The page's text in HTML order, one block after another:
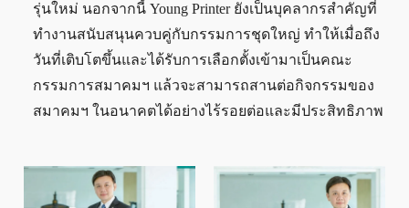
รุ่นใหม่ นอกจากนี้ Young Printer ยังเป็นบุคลากรสำคัญที่
ทำงานสนับสนุนควบคู่กับกรรมการชุดใหญ่ ทำให้เมื่อถึง
วันที่เติบโตขึ้นและได้รับการเลือกตั้งเข้ามาเป็นคณะ
กรรมการสมาคมฯ แล้วจะสามารถสานต่อกิจกรรมของ
สมาคมฯ ในอนาคตได้อย่างไร้รอยต่อและมีประสิทธิภาพ